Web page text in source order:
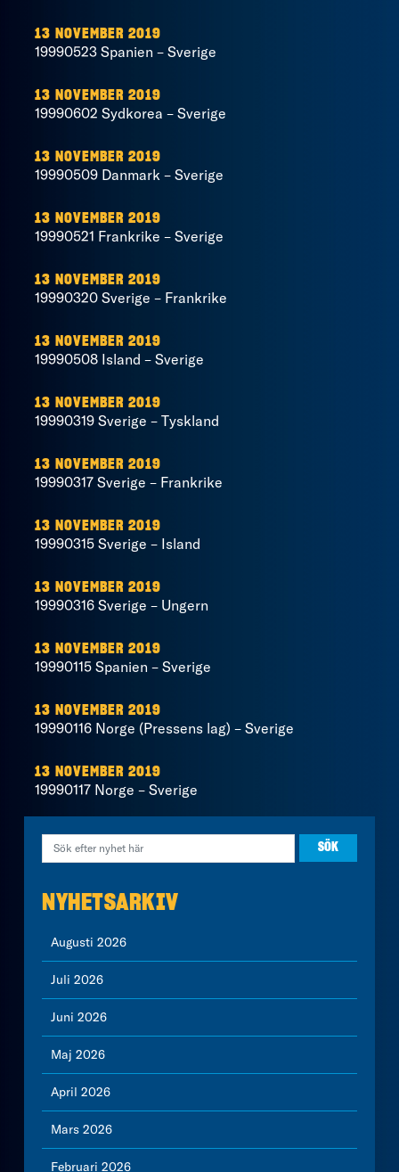
13 NOVEMBER 2019
19990523 Spanien – Sverige
13 NOVEMBER 2019
19990602 Sydkorea – Sverige
13 NOVEMBER 2019
19990509 Danmark – Sverige
13 NOVEMBER 2019
19990521 Frankrike – Sverige
13 NOVEMBER 2019
19990320 Sverige – Frankrike
13 NOVEMBER 2019
19990508 Island – Sverige
13 NOVEMBER 2019
19990319 Sverige – Tyskland
13 NOVEMBER 2019
19990317 Sverige – Frankrike
13 NOVEMBER 2019
19990315 Sverige – Island
13 NOVEMBER 2019
19990316 Sverige – Ungern
13 NOVEMBER 2019
19990115 Spanien – Sverige
13 NOVEMBER 2019
19990116 Norge (Pressens lag) – Sverige
13 NOVEMBER 2019
19990117 Norge – Sverige
NYHETSARKIV
Augusti 2026
Juli 2026
Juni 2026
Maj 2026
April 2026
Mars 2026
Februari 2026